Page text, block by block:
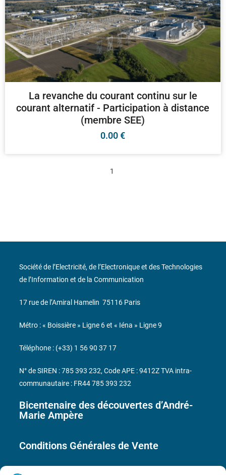
La revanche du courant continu sur le
courant alternatif - Participation à distance
(membre SEE)
0.00€
1
Bicentenaire des découvertes d’André-
Marie Ampère
Conditions Générales de Vente
Société de l’Electricité, de l’Electronique et des Technologies
de l’Information et de la Communication
17 rue de l’Amiral Hamelin 75116 Paris
Métro : « Boissière » Ligne 6 et « Iéna » Ligne 9
Téléphone : (+33) 1 56 90 37 17
N° de SIREN : 785 393 232, Code APE : 9412Z TVA intra-
communautaire : FR44 785 393 232